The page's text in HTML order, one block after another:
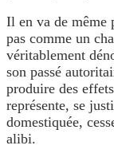
Il en va de même
pas comme un
véritablement
son passé
produire des
représente, se
domestiquée,
alibi.